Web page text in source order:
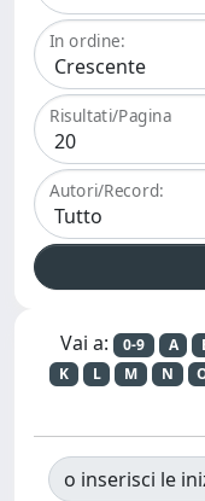
In ordine:
Risultati/Pagina
Autori/Record:
Vai a: 0-9 A
K
L M N
o inserisci le